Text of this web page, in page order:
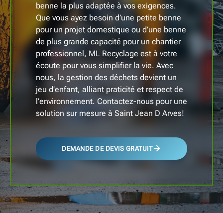
benne la plus adaptée à vos exigences.
Que vous ayez besoin d’une petite benne
pour un projet domestique ou d’une benne
de plus grande capacité pour un chantier
professionnel, ML Recyclage est à votre
écoute pour vous simplifier la vie. Avec
nous, la gestion des déchets devient un
jeu d’enfant, alliant praticité et respect de
l’environnement. Contactez-nous pour une
solution sur mesure à Saint Jean D Arves!
DEMANDE DE DEVIS GRATUIT